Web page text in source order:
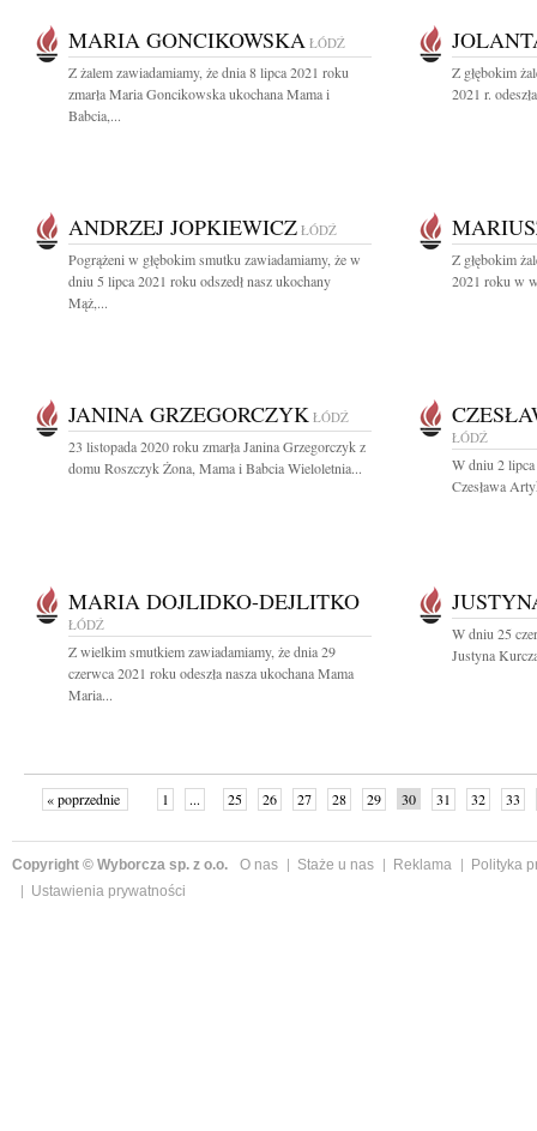
MARIA GONCIKOWSKA ŁÓDŹ
Z żalem zawiadamiamy, że dnia 8 lipca 2021 roku
zmarła Maria Goncikowska ukochana Mama i
Babcia,...
Z głębokim
2021 r.
ANDRZEJ JOPKIEWICZ ŁÓDŹ
Pogrążeni w głębokim smutku zawiadamiamy, że w
dniu 5 lipca 2021 roku odszedł nasz ukochany
Mąż,...
Z głębokim
2021 roku w
JANINA GRZEGORCZYK ŁÓDŹ
23 listopada 2020 roku zmarła Janina Grzegorczyk z
domu Roszczyk Żona, Mama i Babcia Wieloletnia...
ŁÓDŹ
W dniu 2
Czesława
MARIA DOJLIDKO-DEJLITKO
ŁÓDŹ
Z wielkim smutkiem zawiadamiamy, że dnia 29
czerwca 2021 roku odeszła nasza ukochana Mama
Maria...
W dniu 25
Justyna
« poprzednie 1 ... 25 26 27 28 29 30 31 32
33
Copyright © Wyborcza sp. z o.o. O nas Staże u nas Reklama
Polityka
Ustawienia prywatności